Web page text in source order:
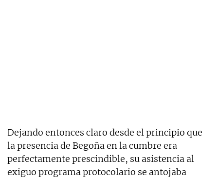
Dejando entonces claro desde el principio que
la presencia de Begoña en la cumbre era
perfectamente prescindible, su asistencia al
exiguo programa protocolario se antojaba